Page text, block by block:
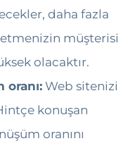
daha fazla
müşterisi
olacaktır.
oranı: Web sitenizi
konuşan
oranını